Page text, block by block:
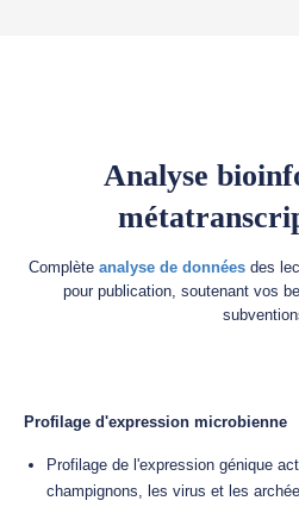
Analyse
Complète analyse de données des
pour publication, soutenant vos
Profilage d'expression microbienne
Profilage de l'expression génique
champignons, les virus et les